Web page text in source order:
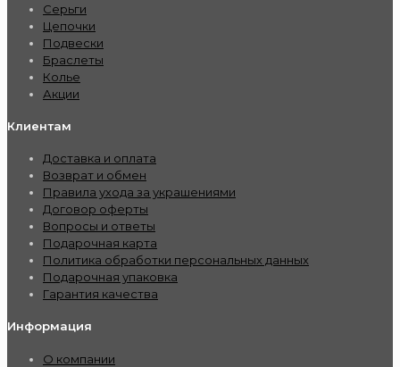
Серьги
Цепочки
Подвески
Браслеты
Колье
Акции
Клиентам
Доставка и оплата
Возврат и обмен
Правила ухода за украшениями
Договор оферты
Вопросы и ответы
Подарочная карта
Политика обработки персональных данных
Подарочная упаковка
Гарантия качества
Информация
О компании